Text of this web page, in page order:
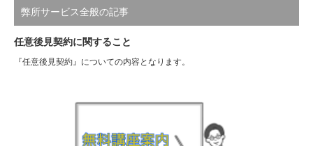
弊所サービス全般の記事
任意後見契約に関すること
『任意後見契約』についての内容となります。